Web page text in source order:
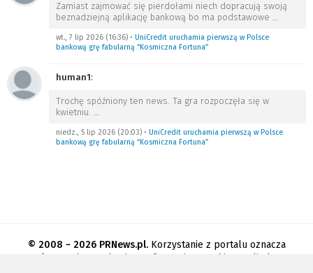
Zamiast zajmować się pierdołami niech dopracują swoją
beznadziejną aplikację bankową bo ma podstawowe …
wt., 7 lip 2026 (16:36) • UniCredit uruchamia pierwszą w Polsce
bankową grę fabularną “Kosmiczna Fortuna”
human1:
Trochę spóźniony ten news. Ta gra rozpoczęła się w
kwietniu. …
niedz., 5 lip 2026 (20:03) • UniCredit uruchamia pierwszą w Polsce
bankową grę fabularną “Kosmiczna Fortuna”
© 2008 − 2026 PRNews.pl.Korzystanie z portalu oznacza
akceptację
regulaminu Informacja o cookies
Polityka